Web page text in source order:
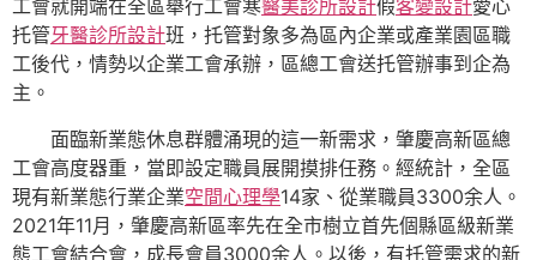
工會就開端在全區舉行工會寒醫美診所設計假客變設計愛心
托管牙醫診所設計班，托管對象多為區內企業或產業園區職
工後代，情勢以企業工會承辦，區總工會送托管辦事到企為
主。
面臨新業態休息群體涌現的這一新需求，肇慶高新區總
工會高度器重，當即設定職員展開摸排任務。經統計，全區
現有新業態行業企業空間心理學14家、從業職員3300余人。
2021年11月，肇慶高新區率先在全市樹立首先個縣區級新業
態工會結合會，成長會員3000余人。以後，有托管需求的新